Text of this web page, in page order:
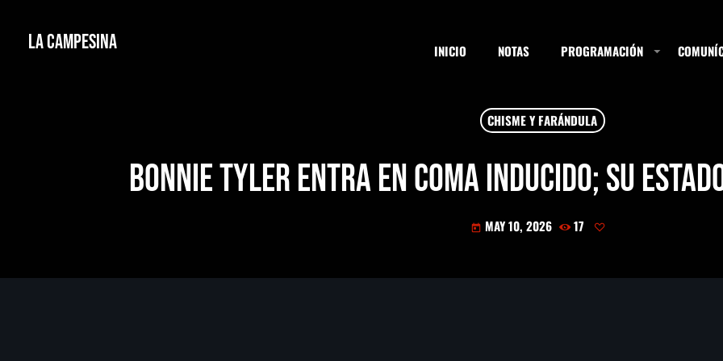
La Campesina INICIO NOTAS PROGRAMACIÓN
CHISME Y FARÁNDULA
Bonnie Tyler entra en coma inducido; su
today MAY 10, 2026 17